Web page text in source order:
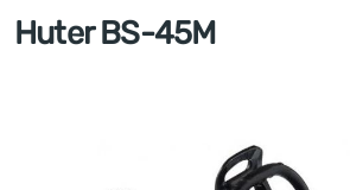
Huter BS-45M